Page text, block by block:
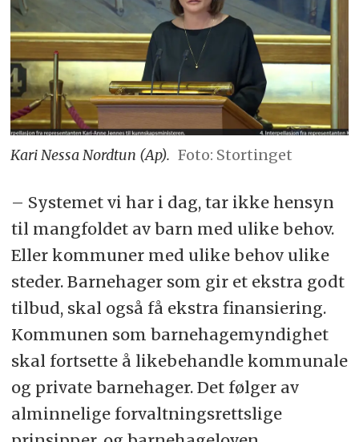
Kari Nessa Nordtun (Ap). Foto: Stortinget
– Systemet vi har i dag, tar ikke hensyn
til mangfoldet av barn med ulike behov.
Eller kommuner med ulike behov ulike
steder. Barnehager som gir et ekstra godt
tilbud, skal også få ekstra finansiering.
Kommunen som barnehagemyndighet
skal fortsette å likebehandle kommunale
og private barnehager. Det følger av
alminnelige forvaltningsrettslige